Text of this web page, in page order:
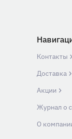
Контакты
Доставка
Акции
Журнал о
О